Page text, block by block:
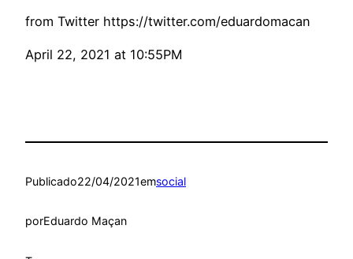
from Twitter https://twitter.com/eduardomacan
April 22, 2021 at 10:55PM
Publicado22/04/2021emsocial
porEduardo Maçan